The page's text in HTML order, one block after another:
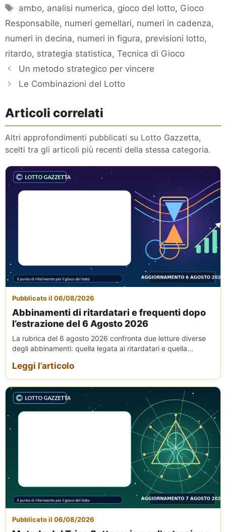
Tag
ambo, analisi numerica, gioco del lotto, Gioco
Responsabile, numeri gemellari, numeri in cadenza,
numeri in decina, numeri in figura, previsioni lotto,
ritardo, strategia statistica, Tecnica di Gioco
Un metodo strategico per vincere
Le Combinazioni del Lotto
Articoli correlati
Altri approfondimenti pubblicati su Lotto Gazzetta,
scelti tra gli articoli più recenti della stessa categoria.
Pubblicato il 06/08/2026
Abbinamenti di ritardatari e frequenti dopo
l’estrazione del 6 Agosto 2026
La rubrica del 6 agosto 2026 confronta due letture diverse
degli abbinamenti: quella legata ai ritardatari e quella...
Leggi l’articolo
Pubblicato il 06/08/2026